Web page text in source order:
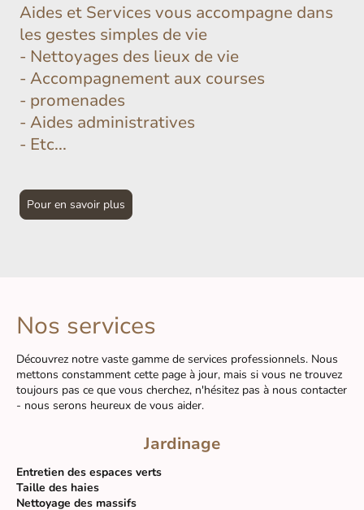
Aides et Services vous accompagne dans
les gestes simples de vie
- Nettoyages des lieux de vie
- Accompagnement aux courses
- promenades
- Aides administratives
- Etc...
Pour en savoir plus
Nos services
Découvrez notre vaste gamme de services professionnels. Nous
mettons constamment cette page à jour, mais si vous ne trouvez
toujours pas ce que vous cherchez, n'hésitez pas à nous contacter
- nous serons heureux de vous aider.
Jardinage
Entretien des espaces verts
Taille des haies
Nettoyage des massifs